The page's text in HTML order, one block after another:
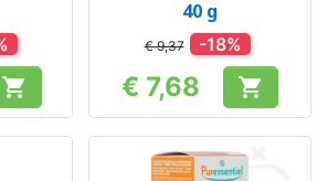

40 g
€ 9,37 -18%
Prijs
€ 7,68 